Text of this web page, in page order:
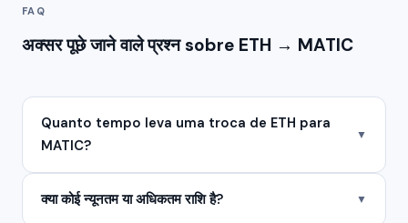
FAQ
अक्सर पूछे जाने वाले प्रश्न sobre ETH → MATIC
Quanto tempo leva uma troca de ETH para
MATIC?
▼
क्या कोई न्यूनतम या अधिकतम राशि है? ▼